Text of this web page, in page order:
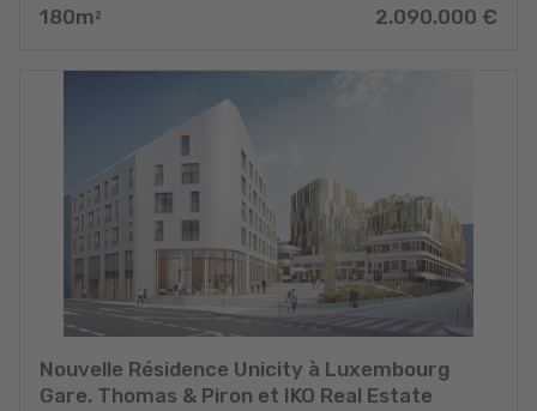
180m 2 2.090.000 €
Nouvelle Résidence Unicity à Luxembourg
Gare. Thomas & Piron et IKO Real Estate